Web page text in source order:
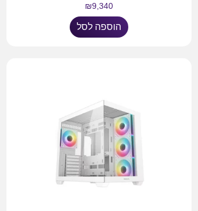
₪9,340
הוספה לסל